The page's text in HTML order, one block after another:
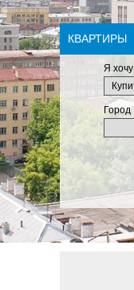
КВАРТИРЫ
Я хочу
Город